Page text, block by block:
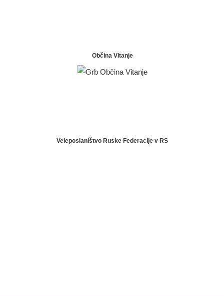
Občina Vitanje
Veleposlaništvo Ruske Federacije v RS